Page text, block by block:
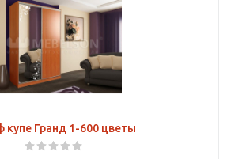
купе Гранд 1-600 цветы